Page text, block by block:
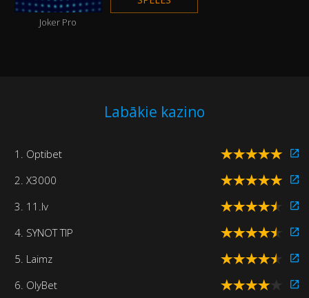
Joker Pro
Labākie kazino
1. Optibet
2. X3000
3. 11.lv
4. SYNOT TIP
5. Laimz
6. OlyBet